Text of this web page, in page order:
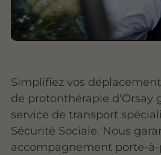
Simplifiez vos
de protonthérapie d'Orsay
service de transport
Sécurité Sociale. Nous
accompagnement porte-